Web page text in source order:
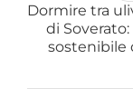
Dormire tra
di
sostenibile